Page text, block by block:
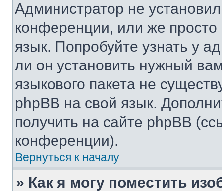
Администратор не
конференции, или же
язык. Попробуйте узнать у
ли он установить нужный
языкового пакета не
phpBB на свой язык.
получить на сайте phpBB
конференции).
Вернуться к началу
» Как я могу поместить